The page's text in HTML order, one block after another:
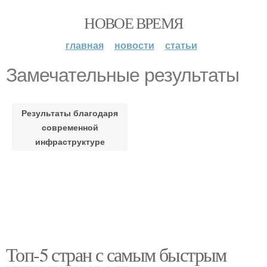
НОВОЕ ВРЕМЯ
главная новости статьи
Замечательные результаты
Результаты благодаря
современной
инфраструктуре
Топ-5 стран с самым быстрым